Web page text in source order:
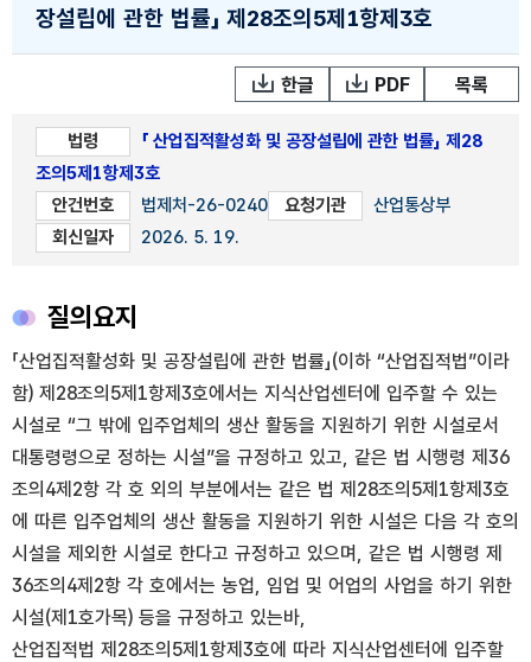
장설립에 관한 법률」 제28조의5제1항제3호
한글 PDF 목록
법령
「 산업집적활성화 및 공장설립에 관한 법률」 제28
조의5제1항제3호
안건번호
법제처-26-0240 요청기관
산업통상부
회신일자
2026. 5. 19.
질의요지
「산업집적활성화 및 공장설립에 관한 법률」(이하 “산업집적법”이라
함) 제28조의5제1항제3호에서는 지식산업센터에 입주할 수 있는
시설로 “그 밖에 입주업체의 생산 활동을 지원하기 위한 시설로서
대통령령으로 정하는 시설”을 규정하고 있고, 같은 법 시행령 제36
조의4제2항 각 호 외의 부분에서는 같은 법 제28조의5제1항제3호
에 따른 입주업체의 생산 활동을 지원하기 위한 시설은 다음 각 호의
시설을 제외한 시설로 한다고 규정하고 있으며, 같은 법 시행령 제
36조의4제2항 각 호에서는 농업, 임업 및 어업의 사업을 하기 위한
시설(제1호가목) 등을 규정하고 있는바,
산업집적법 제28조의5제1항제3호에 따라 지식산업센터에 입주할